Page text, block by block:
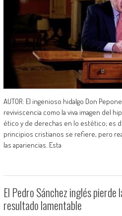
AUTOR: El ingenioso hidalgo Don
reviviscencia como la viva imagen del
ético y de derechas en lo estético; es
principios cristianos se refiere, pero
las apariencias. Esta
El Pedro Sánchez inglés pierde
resultado lamentable